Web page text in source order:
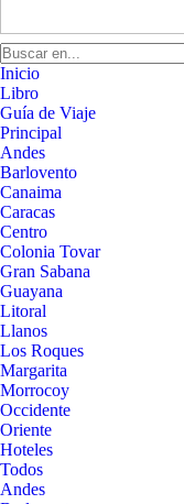
Inicio
Libro
Guía de Viaje
Principal
Andes
Barlovento
Canaima
Caracas
Centro
Colonia Tovar
Gran Sabana
Guayana
Litoral
Llanos
Los Roques
Margarita
Morrocoy
Occidente
Oriente
Hoteles
Todos
Andes